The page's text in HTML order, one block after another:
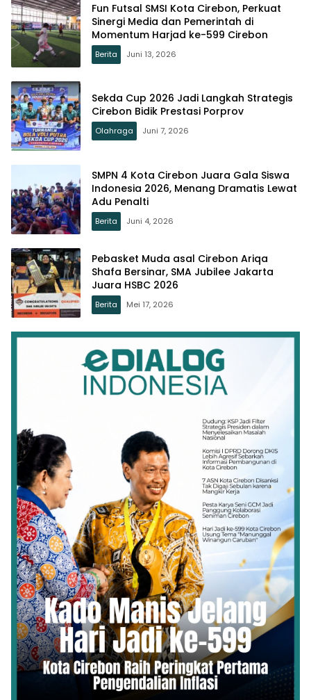
Fun Futsal SMSI Kota Cirebon, Perkuat
Sinergi Media dan Pemerintah di
Momentum Harjad ke-599 Cirebon
Berita Juni 13, 2026
Sekda Cup 2026 Jadi Langkah Strategis
Cirebon Bidik Prestasi Porprov
Olahraga Juni 7, 2026
SMPN 4 Kota Cirebon Juara Gala Siswa
Indonesia 2026, Menang Dramatis Lewat
Adu Penalti
Berita Juni 4, 2026
Pebasket Muda asal Cirebon Ariqa
Shafa Bersinar, SMA Jubilee Jakarta
Juara HSBC 2026
Berita Mei 17, 2026